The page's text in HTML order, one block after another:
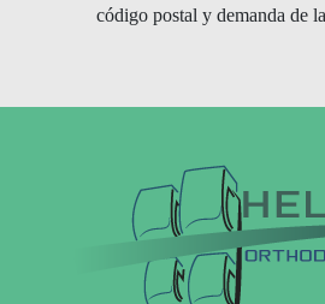
código postal y demanda de